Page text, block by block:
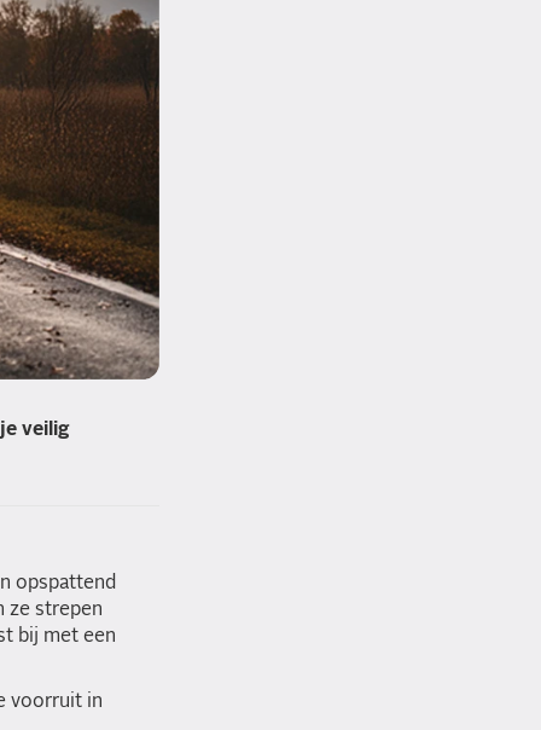
veilig
opspattend
ze strepen
bij met een
voorruit in